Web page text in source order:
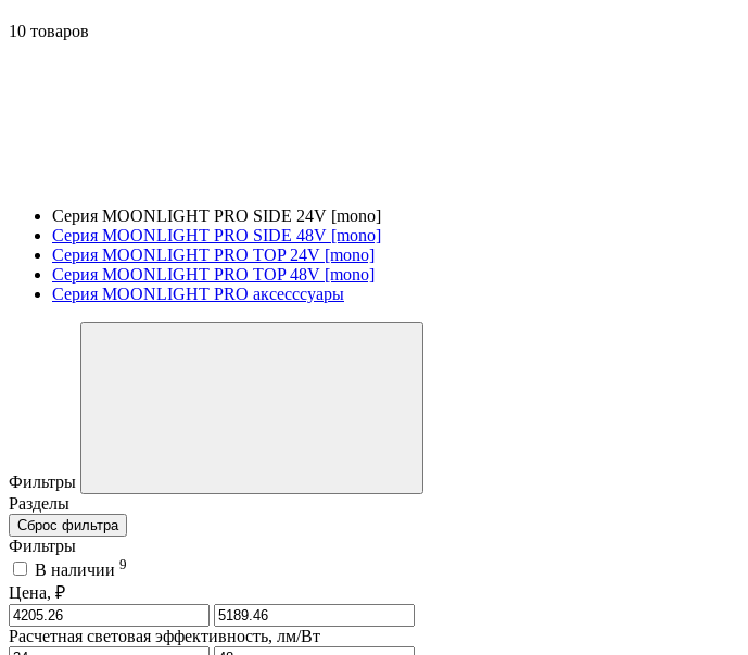
10 товаров
Серия MOONLIGHT PRO SIDE 24V [mono]
Серия MOONLIGHT PRO SIDE 48V [mono]
Серия MOONLIGHT PRO TOP 24V [mono]
Серия MOONLIGHT PRO TOP 48V [mono]
Серия MOONLIGHT PRO аксесссуары
Фильтры
Разделы
Сброс фильтра
Фильтры
В наличии 9
Цена, ₽
Расчетная световая эффективность, лм/Вт